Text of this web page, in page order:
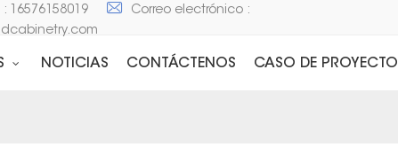
: 16576158019
Correo electrónico :
NOTICIAS CONTÁCTENOS CASO DE PROYECTO